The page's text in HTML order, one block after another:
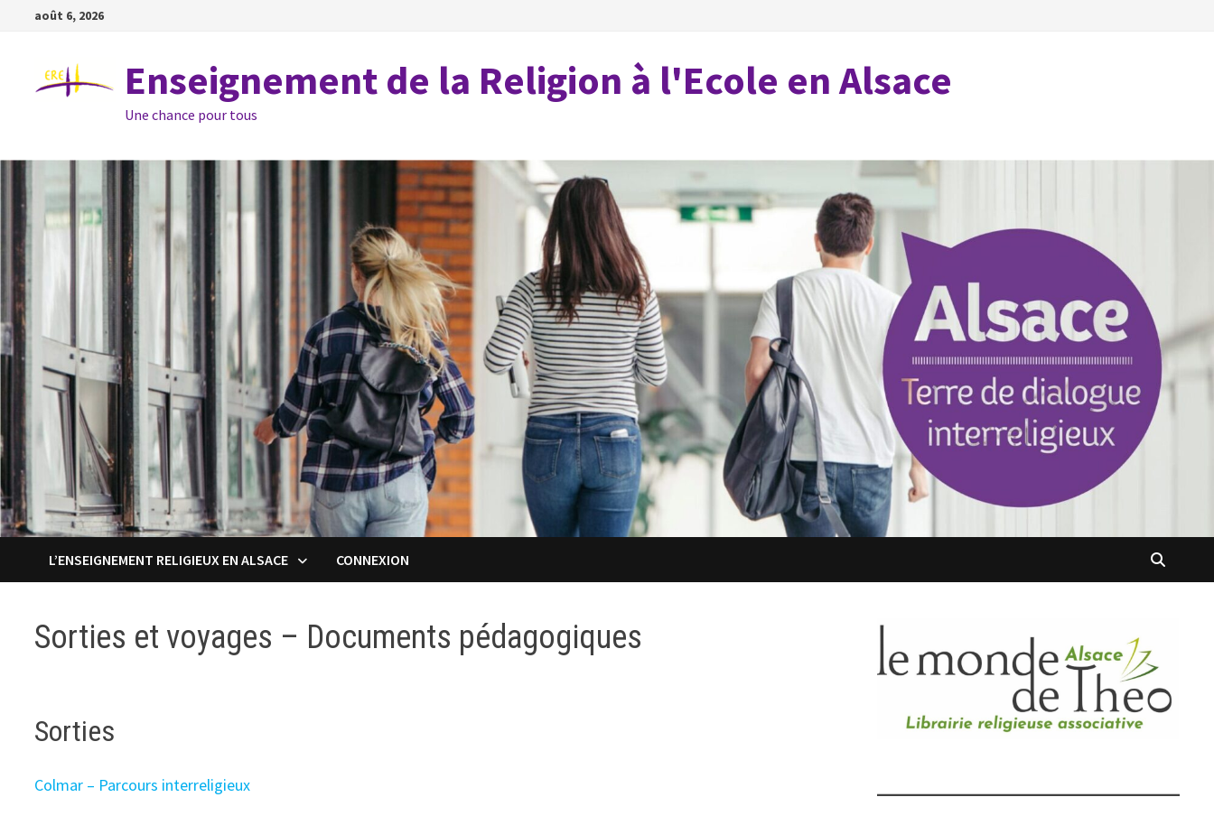
Passeraoût 6, 2026
Enseignement de la Religion à l'Ecole en Alsace
Une chance pour tous
L’ENSEIGNEMENT RELIGIEUX EN ALSACE CONNEXION
Sorties et voyages – Documents pédagogiques
Sorties
Colmar – Parcours interreligieux